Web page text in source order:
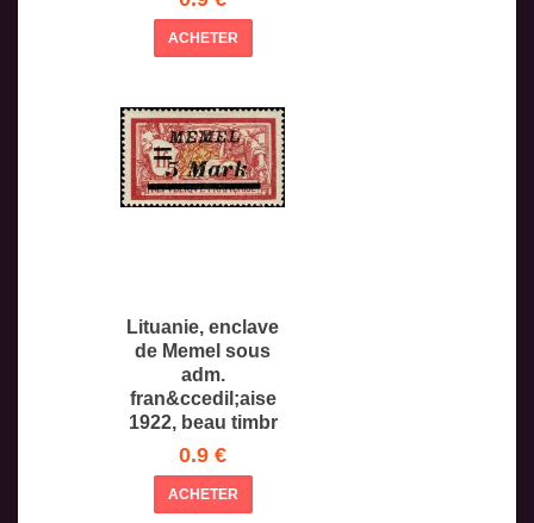
ACHETER
Lituanie, enclave
de Memel sous
adm.
fran&ccedil;aise
1922, beau timbr
0.9 €
ACHETER